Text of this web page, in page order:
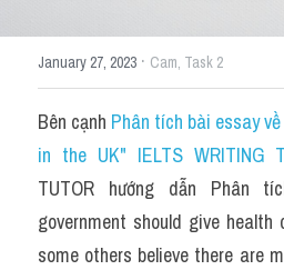
Line graph
Bar chart
Đề thi thật IELTS GENERAL
Task 2
Từ vựng theo topic
January 27, 2023 · Cam, Task 2
Bên cạnh Phân tích bài essay
in the UK" IELTS WRITING
TUTOR hướng dẫn Phân
government should give
some others believe there are